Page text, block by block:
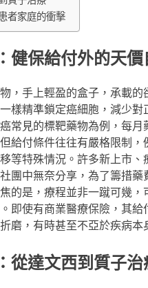
者家庭的衝擊
健保給付外的天價
，手上輕盈的盒子，承載
樣精準鎖定癌細胞，減少
常見的標靶藥物為例，每
給付條件往往有嚴格限制
等特殊情況。許多新上市
團中無奈分享，為了籌措
的是，療程並非一蹴可幾
即使有商業醫療保險，其
磨，有時甚至不亞於疾病本
從達文西到質子治